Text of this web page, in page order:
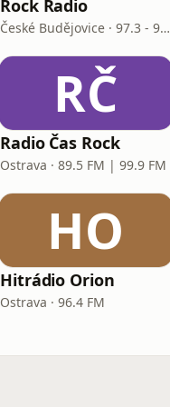
Rock Radio
České Budějovice · 97.3 - 99.7 FM
RČ
Radio Čas Rock
Ostrava · 89.5 FM | 99.9 FM
HO
Hitrádio Orion
Ostrava · 96.4 FM